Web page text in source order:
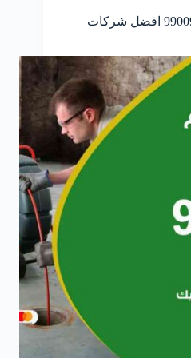
تسليك مجاري المطلاع 99009522 افضل شركات